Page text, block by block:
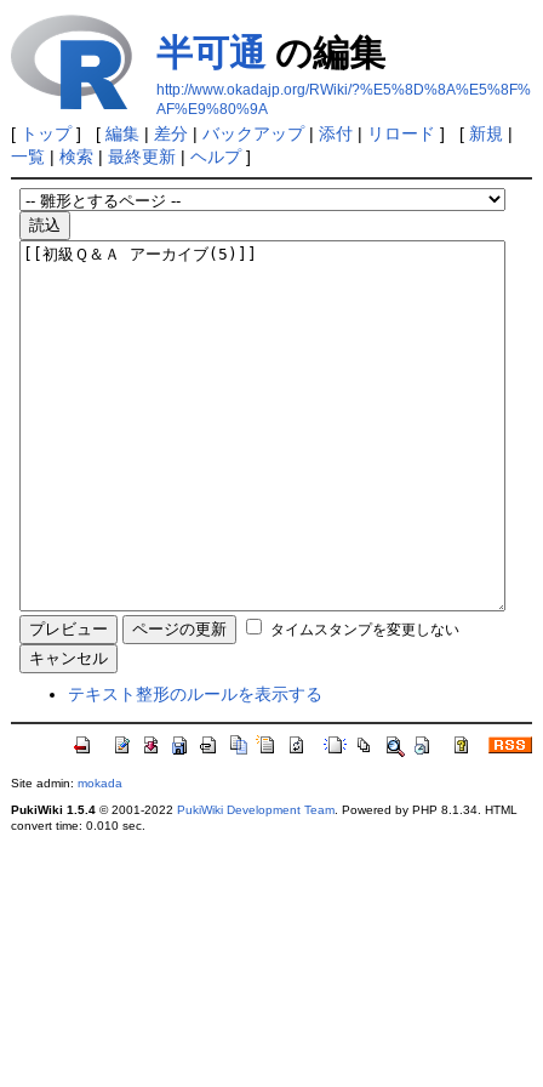
半可通 の編集
http://www.okadajp.org/RWiki/?%E5%8D%8A%E5%8F%
AF%E9%80%9A
[ トップ] [ 編集| 差分| バックアップ| 添付| リロード ] [ 新規 |
一覧| 検索| 最終更新| ヘルプ]
タイムスタンプを変更しない
テキスト整形のルールを表示する
Site admin: mokada
PukiWiki 1.5.4© 2001-2022 PukiWiki Development Team. Powered by PHP 8.1.34. HTML
convert time: 0.010 sec.